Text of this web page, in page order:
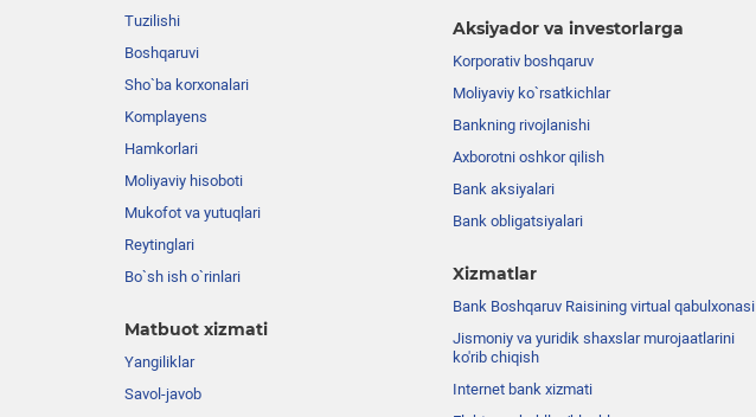
Tuzilishi
Boshqaruvi
Sho`ba korxonalari
Komplayens
Hamkorlari
Moliyaviy hisoboti
Mukofot va yutuqlari
Reytinglari
Bo`sh ish o`rinlari
Matbuot xizmati
Yangiliklar
Savol-javob
Aksiyador va investorlarga
Korporativ boshqaruv
Moliyaviy ko`rsatkichlar
Bankning rivojlanishi
Axborotni oshkor qilish
Bank aksiyalari
Bank obligatsiyalari
Xizmatlar
Bank Boshqaruv Raisining virtual qabulxonasi
Jismoniy va yuridik shaxslar murojaatlarini
ko'rib chiqish
Internet bank xizmati